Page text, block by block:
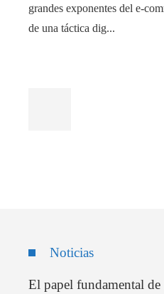
grandes exponentes del e-
de una táctica dig...
Noticias
El papel fundamental